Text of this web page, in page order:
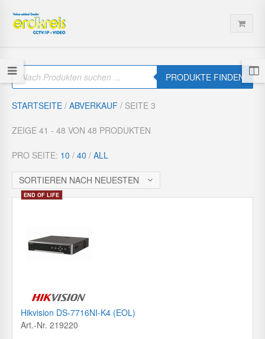
P
r
o
u
c
s
s
a
r
PRODUKTE FINDEN
STARTSEITE / ABVERKAUF / SEITE 3
ZEIGE 41 - 48 VON 48 PRODUKTEN
PRO SEITE: 10 / 40 / ALL
SORTIEREN NACH NEUESTEN
Hikvision DS-7716NI-K4 (EOL)
Art.-Nr. 219220